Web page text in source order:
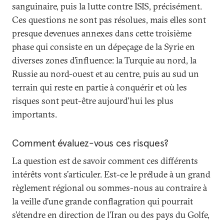
sanguinaire, puis la lutte contre ISIS, précisément.
Ces questions ne sont pas résolues, mais elles sont
presque devenues annexes dans cette troisième
phase qui consiste en un dépeçage de la Syrie en
diverses zones d’influence: la Turquie au nord, la
Russie au nord-ouest et au centre, puis au sud un
terrain qui reste en partie à conquérir et où les
risques sont peut-être aujourd’hui les plus
importants.
Comment évaluez-vous ces risques?
La question est de savoir comment ces différents
intérêts vont s’articuler. Est-ce le prélude à un grand
règlement régional ou sommes-nous au contraire à
la veille d’une grande conflagration qui pourrait
s’étendre en direction de l’Iran ou des pays du Golfe,